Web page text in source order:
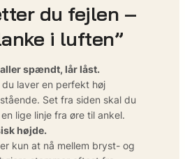
du fejlen –
i luften”
spændt, lår låst.
du laver en perfekt høj
Set fra siden skal du
lige linje fra øre til ankel.
højde.
kun at nå mellem bryst- og